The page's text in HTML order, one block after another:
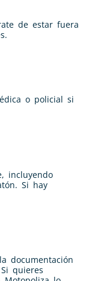
de estar fuera
o policial si
incluyendo
Si hay
documentación
quieres